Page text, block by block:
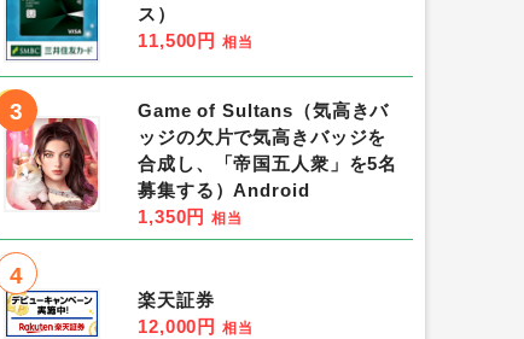
ス）
11,500円 相当
3
Game of Sultans（気高きバ
ッジの欠片で気高きバッジを
合成し、「帝国五人衆」を5名
募集する）Android
1,350円 相当
4
楽天証券
12,000円 相当